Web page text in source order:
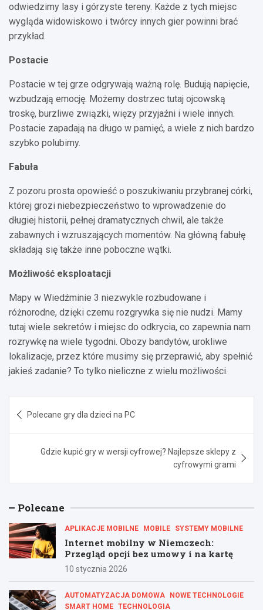
odwiedzimy lasy i górzyste tereny. Każde z tych miejsc
wygląda widowiskowo i twórcy innych gier powinni brać
przykład.
Postacie
Postacie w tej grze odgrywają ważną rolę. Budują napięcie,
wzbudzają emocję. Możemy dostrzec tutaj ojcowską
troskę, burzliwe związki, więzy przyjaźni i wiele innych.
Postacie zapadają na długo w pamięć, a wiele z nich bardzo
szybko polubimy.
Fabuła
Z pozoru prosta opowieść o poszukiwaniu przybranej córki,
której grozi niebezpieczeństwo to wprowadzenie do
długiej historii, pełnej dramatycznych chwil, ale także
zabawnych i wzruszających momentów. Na główną fabułę
składają się także inne poboczne wątki.
Możliwość eksploatacji
Mapy w Wiedźminie 3 niezwykle rozbudowane i
różnorodne, dzięki czemu rozgrywka się nie nudzi. Mamy
tutaj wiele sekretów i miejsc do odkrycia, co zapewnia nam
rozrywkę na wiele tygodni. Obozy bandytów, urokliwe
lokalizacje, przez które musimy się przeprawić, aby spełnić
jakieś zadanie? To tylko nieliczne z wielu możliwości.
wpisu
Polecane gry dla dzieci na PC
Gdzie kupić gry w wersji cyfrowej? Najlepsze sklepy z
cyfrowymi grami
Polecane
APLIKACJE MOBILNE MOBILE SYSTEMY MOBILNE
Internet mobilny w Niemczech:
Przegląd opcji bez umowy i na kartę
10 stycznia 2026
AUTOMATYZACJA DOMOWA
NOWE TECHNOLOGIE
SMART HOME TECHNOLOGIA